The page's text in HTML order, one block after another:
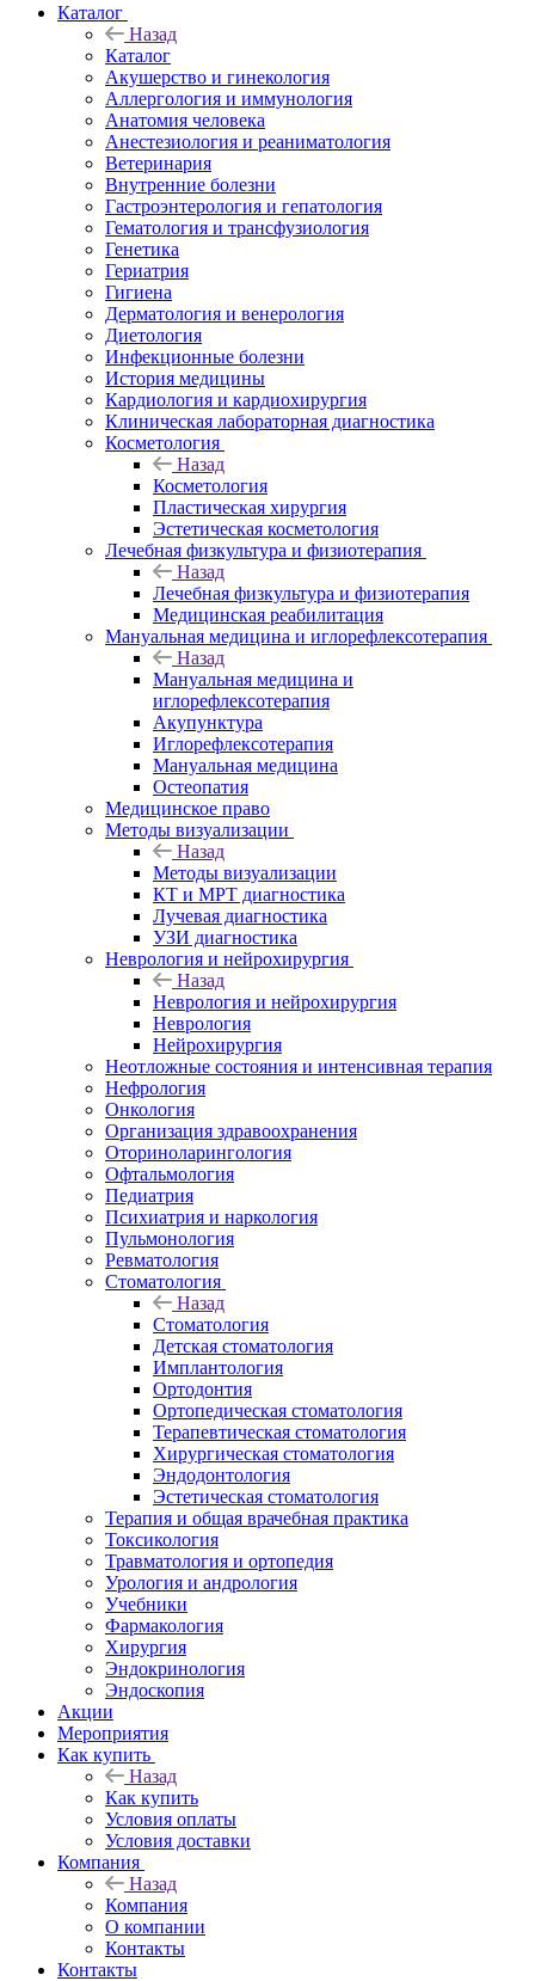
Каталог
Назад
Каталог
Акушерство и гинекология
Аллергология и иммунология
Анатомия человека
Анестезиология и реаниматология
Ветеринария
Внутренние болезни
Гастроэнтерология и гепатология
Гематология и трансфузиология
Генетика
Гериатрия
Гигиена
Дерматология и венерология
Диетология
Инфекционные болезни
История медицины
Кардиология и кардиохирургия
Клиническая лабораторная диагностика
Косметология
Назад
Косметология
Пластическая хирургия
Эстетическая косметология
Лечебная физкультура и физиотерапия
Назад
Лечебная физкультура и физиотерапия
Медицинская реабилитация
Мануальная медицина и иглорефлексотерапия
Назад
Мануальная медицина и
иглорефлексотерапия
Акупунктура
Иглорефлексотерапия
Мануальная медицина
Остеопатия
Медицинское право
Методы визуализации
Назад
Методы визуализации
КТ и МРТ диагностика
Лучевая диагностика
УЗИ диагностика
Неврология и нейрохирургия
Назад
Неврология и нейрохирургия
Неврология
Нейрохирургия
Неотложные состояния и интенсивная терапия
Нефрология
Онкология
Организация здравоохранения
Оториноларингология
Офтальмология
Педиатрия
Психиатрия и наркология
Пульмонология
Ревматология
Стоматология
Назад
Стоматология
Детская стоматология
Имплантология
Ортодонтия
Ортопедическая стоматология
Терапевтическая стоматология
Хирургическая стоматология
Эндодонтология
Эстетическая стоматология
Терапия и общая врачебная практика
Токсикология
Травматология и ортопедия
Урология и андрология
Учебники
Фармакология
Хирургия
Эндокринология
Эндоскопия
Акции
Мероприятия
Как купить
Назад
Как купить
Условия оплаты
Условия доставки
Компания
Назад
Компания
О компании
Контакты
Контакты